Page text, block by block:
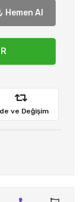
Hemen Al
ve Değişim